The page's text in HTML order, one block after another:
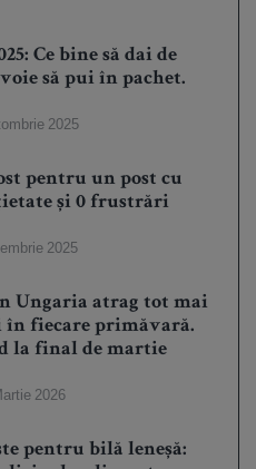
Ce bine să dai de
să pui în pachet.
2025
pentru un post cu
și 0 frustrări
2025
Ungaria atrag tot mai
fiecare primăvară.
la final de martie
2026
pentru bilă leneșă: